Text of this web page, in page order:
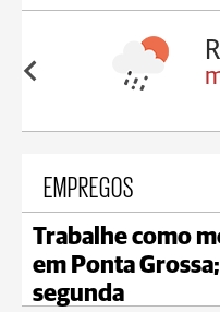
16°C
EMPREGOS
Trabalhe como
em Ponta
segunda